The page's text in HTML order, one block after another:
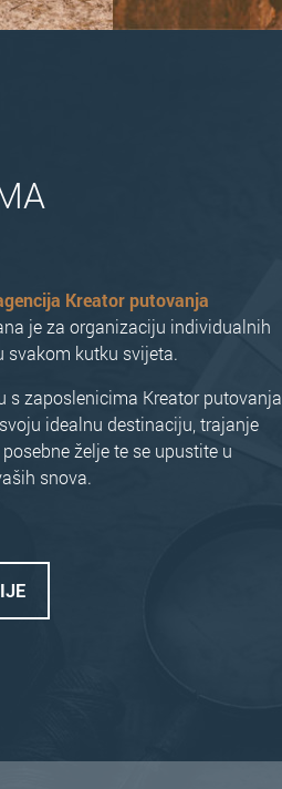
Kreator putovanja
je za organizaciju individualnih
svakom kutku svijeta.
s zaposlenicima Kreator putovanja
idealnu destinaciju, trajanje
želje te se upustite u
snova.